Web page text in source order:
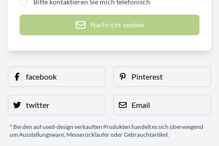
Bitte kontaktieren Sie mich telefonisch
Nachricht senden
facebook Pinterest
twitter Email
* Bei den auf used-design verkauften Produkten handelt es sich überwiegend
um Ausstellungsware, Messerückläufer oder Gebrauchtartikel.